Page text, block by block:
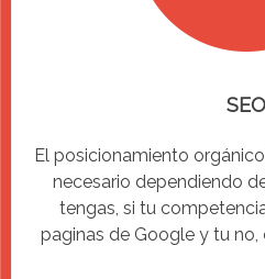
SEO
El posicionamiento
necesario dependiendo
tengas, si tu
paginas de Google y tu no,